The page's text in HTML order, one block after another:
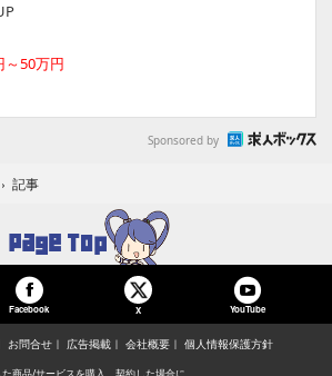
～50万円
Sponsored by
› 記事
Facebook X YouTube
お問合せ 広告掲載 会社概要 個人情報保護方針
商品/サービスを購入、契約した場合に、